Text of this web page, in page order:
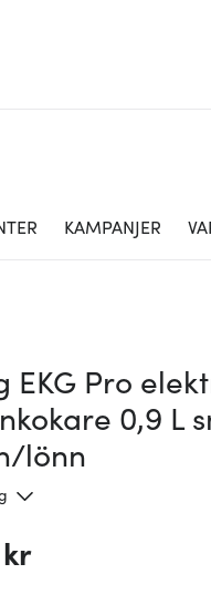
KAMPANJER
EKG Pro
0,9 L
lönn